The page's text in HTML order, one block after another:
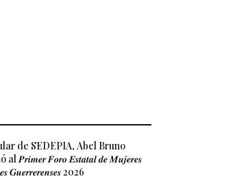
de SEDEPIA, Abel Bruno
al 𝑷𝒓𝒊𝒎𝒆𝒓 𝑭𝒐𝒓𝒐 𝑬𝒔𝒕𝒂𝒕𝒂𝒍 𝒅𝒆 𝑴𝒖𝒋𝒆𝒓𝒆𝒔
𝑮𝒖𝒆𝒓𝒓𝒆𝒓𝒆𝒏𝒔𝒆𝒔 2026